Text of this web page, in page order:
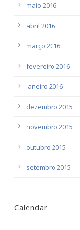
maio 2016
abril 2016
março 2016
fevereiro 2016
janeiro 2016
dezembro 2015
novembro 2015
outubro 2015
setembro 2015
Calendar